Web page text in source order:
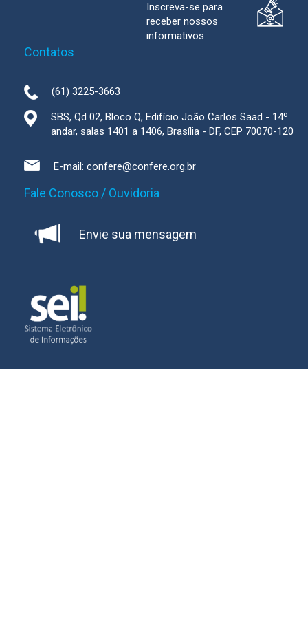
Inscreva-se para
receber nossos
informativos
Contatos
(61) 3225-3663
SBS, Qd 02, Bloco Q, Edifício João Carlos Saad - 14º
andar, salas 1401 a 1406, Brasília - DF, CEP 70070-120
E-mail: confere@confere.org.br
Fale Conosco / Ouvidoria
Envie sua mensagem